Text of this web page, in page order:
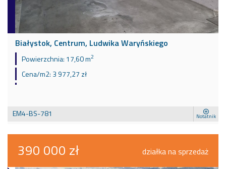
Białystok, Centrum, Ludwika Waryńskiego
Powierzchnia: 17,60 m2
Cena/m2: 3 977,27 zł
EM4-BS-781 Notatnik
390 000 zł działka na sprzedaż